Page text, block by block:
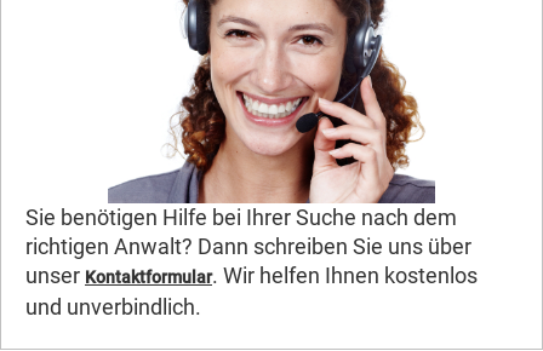
Sie benötigen Hilfe bei Ihrer Suche nach dem
richtigen Anwalt? Dann schreiben Sie uns über
unser Kontaktformular. Wir helfen Ihnen kostenlos
und unverbindlich.